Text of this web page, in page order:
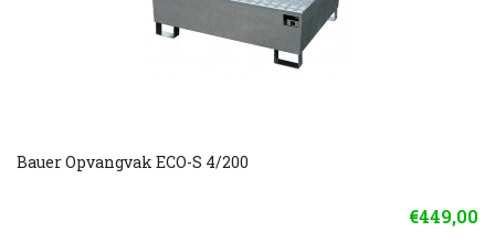
Bauer Opvangvak ECO-S 4/200
€449,00